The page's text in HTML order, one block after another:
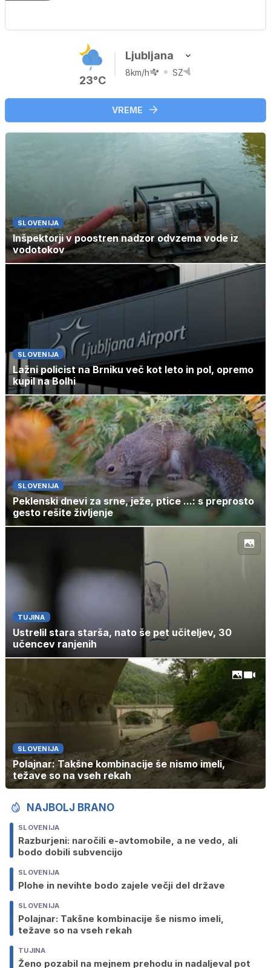
23°C
Ljubljana
8km/h SZ
VREME
SLOVENIJA
Inšpektorji v poostren nadzor odvzema vode iz
vodotokov
SLOVENIJA
Lažni policist na Brniku več kot leto in pol, opremo
kupil na Bolhi
SLOVENIJA
Peklenski dnevi za srne, ježe, ptice ...: s preprosto
gesto rešite življenje
TUJINA
Ustrelil stara starša, nato še pet učiteljev, 30
učencev ranjenih
SLOVENIJA
Polajnar: Takšne kombinacije še nismo imeli,
težave so na vseh rekah
NAJBOLJ BRANO
SLOVENIJA
Razburjeni: naročili e-avtomobile, a ne vedo, ali
bodo dobili subvencijo
SLOVENIJA
Plohe in nevihte bodo zajele večji del države
SLOVENIJA
Polajnar: Takšne kombinacije še nismo imeli,
težave so na vseh rekah
TUJINA
Ženo pozabil na mejnem prehodu in nadaljeval pot